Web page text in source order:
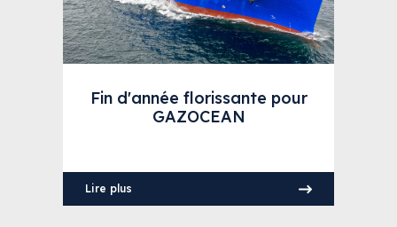
Fin d'année florissante pour
GAZOCEAN
Lire plus